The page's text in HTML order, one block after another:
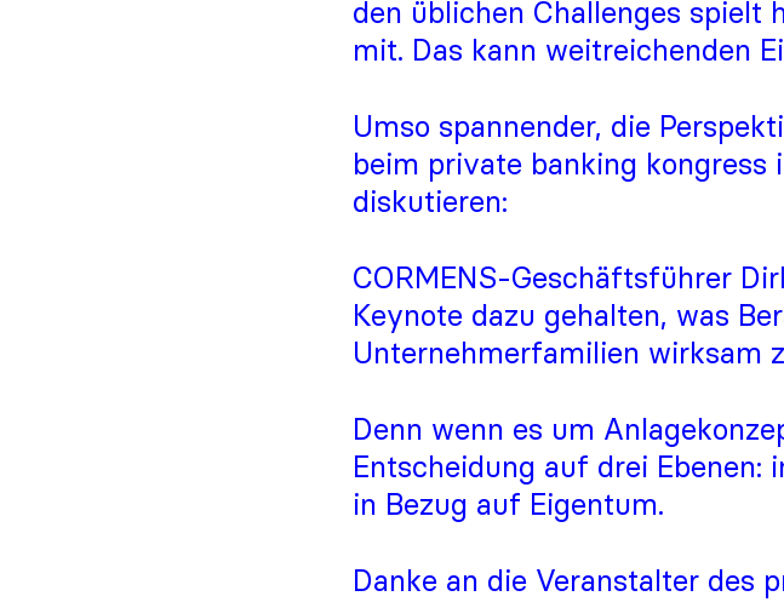
den üblichen Challenges spielt
mit. Das kann weitreichenden
Umso spannender, die
beim private banking kongress
diskutieren:
CORMENS-Geschäftsführer
Keynote dazu gehalten, was
Unternehmerfamilien wirksam
Denn wenn es um
Entscheidung auf drei Ebenen:
in Bezug auf Eigentum.
Danke an die Veranstalter des